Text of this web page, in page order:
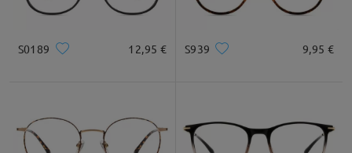
Deje su comentario
S0189 12,95 € S939 9,95 €